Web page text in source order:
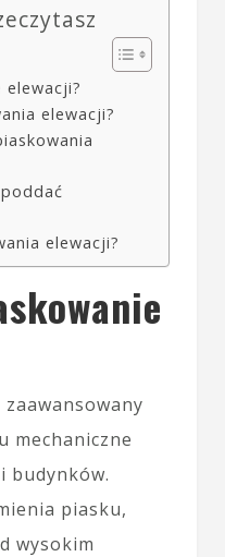
elewacji?
elewacji?
mechaniczne
budynków.
piasku,
wysokim